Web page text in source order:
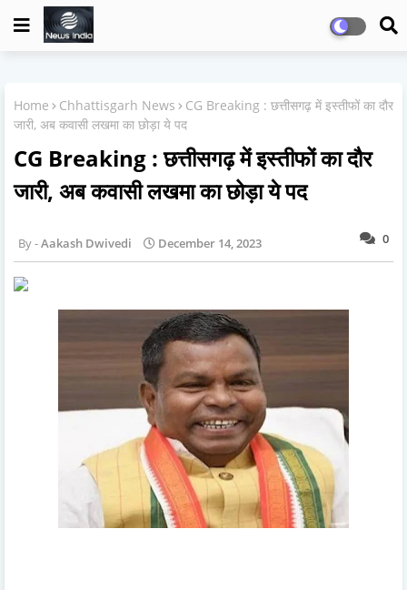
Home Chhattisgarh News
CG Breaking : छत्तीसगढ़ में इस्तीफों का दौर
जारी, अब कवासी लखमा का छोड़ा ये पद
CG Breaking : छत्तीसगढ़ में इस्तीफों का दौर
जारी, अब कवासी लखमा का छोड़ा ये पद
0
Aakash Dwivedi December 14, 2023